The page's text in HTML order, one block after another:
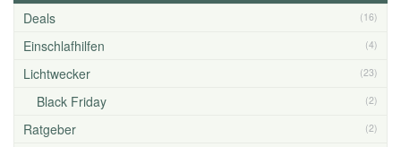
Deals (16)
Einschlafhilfen (4)
Lichtwecker (23)
Black Friday (2)
Ratgeber (2)